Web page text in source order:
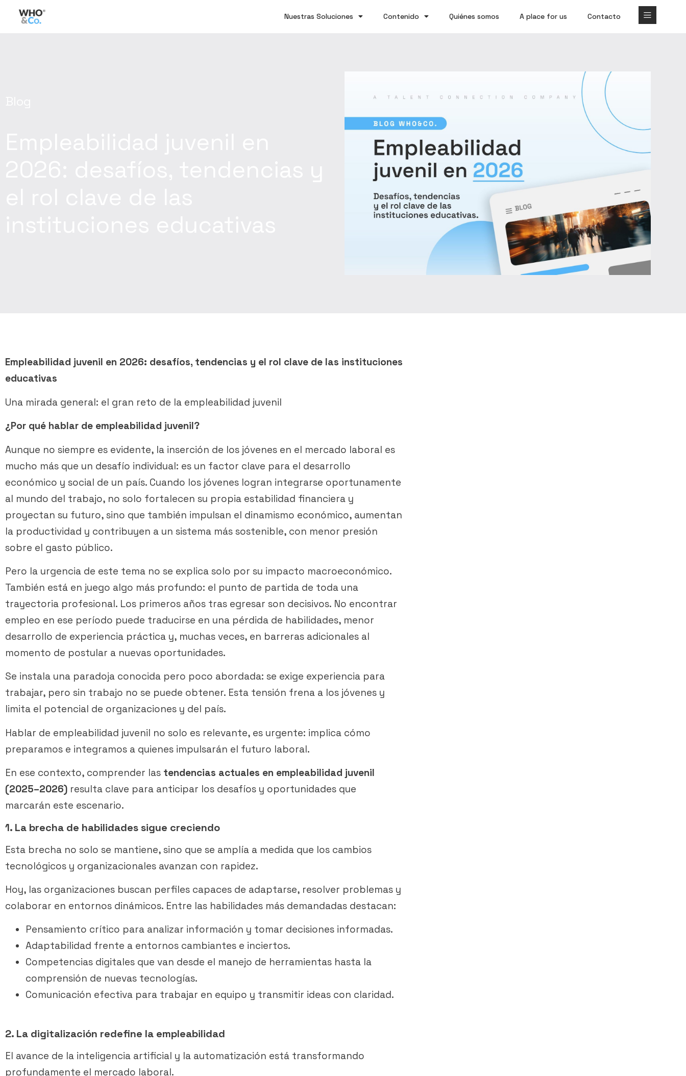
Nuestras Soluciones Contenido Quiénes somos A place for us Contacto
Empleabilidad juvenil en 2026: desafíos, tendencias y el rol clave de las instituciones
educativas
Una mirada general: el gran reto de la empleabilidad juvenil
¿Por qué hablar de empleabilidad juvenil?
Aunque no siempre es evidente, la inserción de los jóvenes en el mercado laboral es
mucho más que un desafío individual: es un factor clave para el desarrollo
económico y social de un país. Cuando los jóvenes logran integrarse oportunamente
al mundo del trabajo, no solo fortalecen su propia estabilidad financiera y
proyectan su futuro, sino que también impulsan el dinamismo económico, aumentan
la productividad y contribuyen a un sistema más sostenible, con menor presión
sobre el gasto público.
Pero la urgencia de este tema no se explica solo por su impacto macroeconómico.
También está en juego algo más profundo: el punto de partida de toda una
trayectoria profesional. Los primeros años tras egresar son decisivos. No encontrar
empleo en ese período puede traducirse en una pérdida de habilidades, menor
desarrollo de experiencia práctica y, muchas veces, en barreras adicionales al
momento de postular a nuevas oportunidades.
Se instala una paradoja conocida pero poco abordada: se exige experiencia para
trabajar, pero sin trabajo no se puede obtener. Esta tensión frena a los jóvenes y
limita el potencial de organizaciones y del país.
Hablar de empleabilidad juvenil no solo es relevante, es urgente: implica cómo
preparamos e integramos a quienes impulsarán el futuro laboral.
En ese contexto, comprender las tendencias actuales en empleabilidad juvenil
(2025–2026) resulta clave para anticipar los desafíos y oportunidades que
marcarán este escenario.
1. La brecha de habilidades sigue creciendo
Esta brecha no solo se mantiene, sino que se amplía a medida que los cambios
tecnológicos y organizacionales avanzan con rapidez.
Hoy, las organizaciones buscan perfiles capaces de adaptarse, resolver problemas y
colaborar en entornos dinámicos. Entre las habilidades más demandadas destacan:
Pensamiento crítico para analizar información y tomar decisiones informadas.
Adaptabilidad frente a entornos cambiantes e inciertos.
Competencias digitales que van desde el manejo de herramientas hasta la
comprensión de nuevas tecnologías.
Comunicación efectiva para trabajar en equipo y transmitir ideas con claridad.
2. La digitalización redefine la empleabilidad
El avance de la inteligencia artificial y la automatización está transformando
profundamente el mercado laboral.